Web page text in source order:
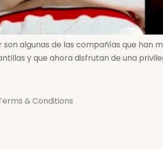
son algunas de las compañías que han
y que ahora disfrutan de una
& Conditions